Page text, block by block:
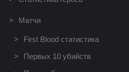
Матчи
First Blood статистика
Первых 10 убийств